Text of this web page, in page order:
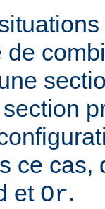
de
ce cas,
et Or.